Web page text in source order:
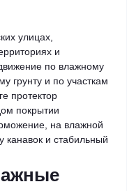
улицах,
и
по влажному
грунту и по участкам
протектор
покрытии
на влажной
канавок и стабильный